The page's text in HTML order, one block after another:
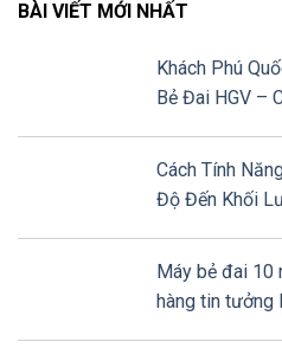
BÀI VIẾT MỚI NHẤT
Khách Phú
Bẻ Đai HGV –
Cách Tính
Độ Đến Khối
Máy bẻ đai 10
hàng tin tưởng